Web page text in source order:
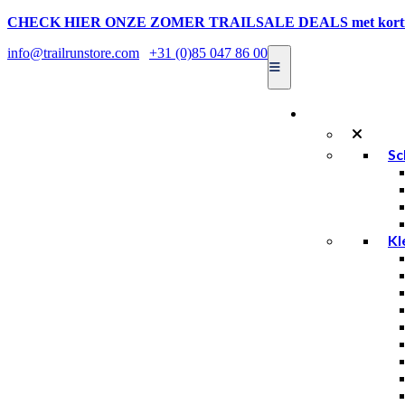
CHECK HIER ONZE ZOMER TRAILSALE DEALS met
info@trailrunstore.com
+31 (0)85 047 86 00